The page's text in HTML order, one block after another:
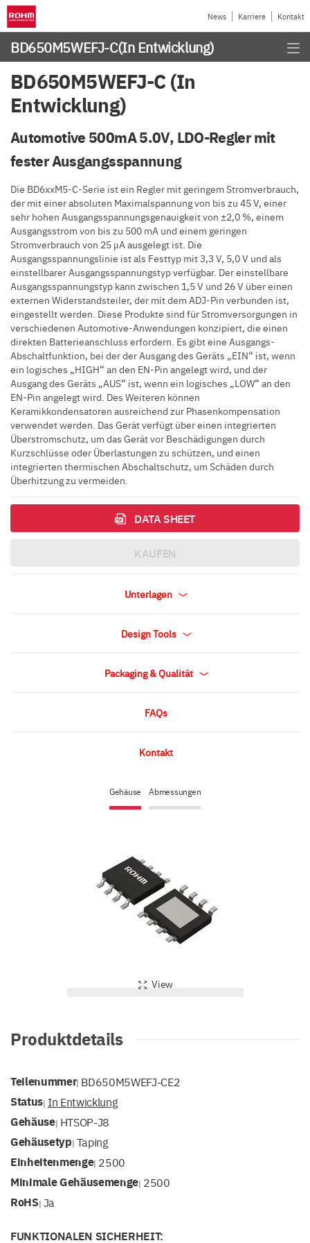
News Karriere Kontakt
BD650M5WEFJ-C(In Entwicklung)
Gehäuse Abmessungen
View
BD650M5WEFJ-C (In
Entwicklung)
Automotive 500mA 5.0V, LDO-Regler mit
fester Ausgangsspannung
Die BD6xxM5-C-Serie ist ein Regler mit geringem Stromverbrauch,
der mit einer absoluten Maximalspannung von bis zu 45 V, einer
sehr hohen Ausgangsspannungsgenauigkeit von ±2,0 %, einem
Ausgangsstrom von bis zu 500 mA und einem geringen
Stromverbrauch von 25 μA ausgelegt ist. Die
Ausgangsspannungslinie ist als Festtyp mit 3,3 V, 5,0 V und als
einstellbarer Ausgangsspannungstyp verfügbar. Der einstellbare
Ausgangsspannungstyp kann zwischen 1,5 V und 26 V über einen
externen Widerstandsteiler, der mit dem ADJ-Pin verbunden ist,
eingestellt werden. Diese Produkte sind für Stromversorgungen in
verschiedenen Automotive-Anwendungen konzipiert, die einen
direkten Batterieanschluss erfordern. Es gibt eine Ausgangs-
Abschaltfunktion, bei der der Ausgang des Geräts „EIN“ ist, wenn
ein logisches „HIGH“ an den EN-Pin angelegt wird, und der
Ausgang des Geräts „AUS“ ist, wenn ein logisches „LOW“ an den
EN-Pin angelegt wird. Des Weiteren können
Keramikkondensatoren ausreichend zur Phasenkompensation
verwendet werden. Das Gerät verfügt über einen integrierten
Überstromschutz, um das Gerät vor Beschädigungen durch
Kurzschlüsse oder Überlastungen zu schützen, und einen
integrierten thermischen Abschaltschutz, um Schäden durch
Überhitzung zu vermeiden.
DATA SHEET
KAUFEN
Unterlagen
Design Tools
Packaging & Qualität
FAQs
Kontakt
Produktdetails
Teilenummer| BD650M5WEFJ-CE2
Status| In Entwicklung
Gehäuse| HTSOP-J8
Gehäusetyp| Taping
Einheitenmenge| 2500
Minimale Gehäusemenge| 2500
RoHS| Ja
FUNKTIONALEN SICHERHEIT: